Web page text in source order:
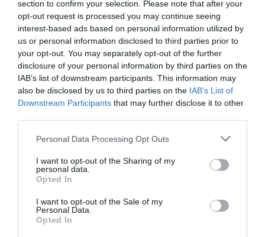
section to confirm your selection. Please note that after your
opt-out request is processed you may continue seeing
interest-based ads based on personal information utilized by
us or personal information disclosed to third parties prior to
your opt-out. You may separately opt-out of the further
disclosure of your personal information by third parties on the
IAB’s list of downstream participants. This information may
also be disclosed by us to third parties on the IAB’s List of
Downstream Participants that may further disclose it to other
Personal Data Processing Opt Outs
I want to opt-out of the Sharing of my
personal data.
Opted In
I want to opt-out of the Sale of my
Personal Data.
Opted In
Tags
ΔΟΚΙΜΙΑ - ΜΕΛΕΤΕΣ
ΕΛΛΗΝΕΣ ΣΥΓΓΡΑΦΕΙΣ
ΦΩΤΗΣ ΚΟΝΤΟΓΛΟΥ
Newsletter
Κάθε βδομάδα στο e-mail σας τα τελευταία νέα για
την Τέχνη και τον Πολιτισμό!